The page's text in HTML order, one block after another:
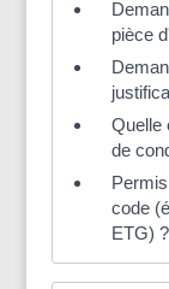
pièce
Quelle
de
code
ETG) ?